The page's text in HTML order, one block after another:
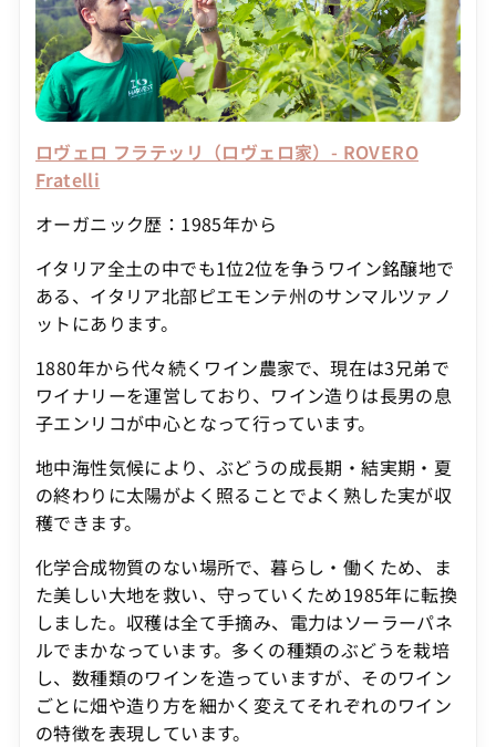
ロヴェロ フラテッリ（ロヴェロ家）- ROVERO
Fratelli
オーガニック歴：1985年から
イタリア全土の中でも1位2位を争うワイン銘醸地で
ある、イタリア北部ピエモンテ州のサンマルツァノ
ットにあります。
1880年から代々続くワイン農家で、現在は3兄弟で
ワイナリーを運営しており、ワイン造りは長男の息
子エンリコが中心となって行っています。
地中海性気候により、ぶどうの成長期・結実期・夏
の終わりに太陽がよく照ることでよく熟した実が収
穫できます。
化学合成物質のない場所で、暮らし・働くため、ま
た美しい大地を救い、守っていくため1985年に転換
しました。収穫は全て手摘み、電力はソーラーパネ
ルでまかなっています。多くの種類のぶどうを栽培
し、数種類のワインを造っていますが、そのワイン
ごとに畑や造り方を細かく変えてそれぞれのワイン
の特徴を表現しています。